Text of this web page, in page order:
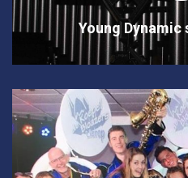
Young